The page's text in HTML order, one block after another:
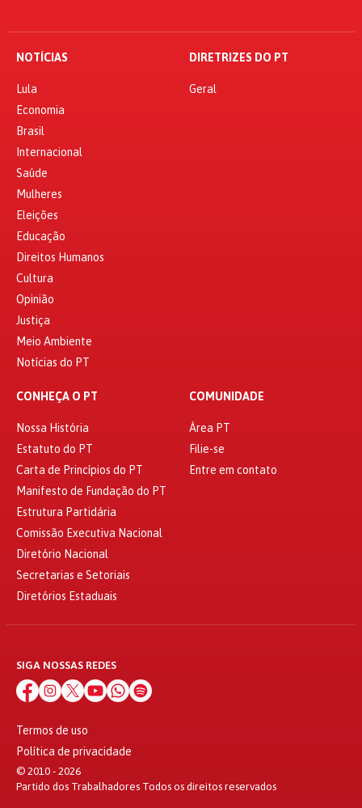
NOTÍCIAS
Lula
Economia
Brasil
Internacional
Saúde
Mulheres
Eleições
Educação
Direitos Humanos
Cultura
Opinião
Justiça
Meio Ambiente
Notícias do PT
DIRETRIZES DO PT
Geral
CONHEÇA O PT
Nossa História
Estatuto do PT
Carta de Princípios do PT
Manifesto de Fundação do PT
Estrutura Partidária
Comissão Executiva Nacional
Diretório Nacional
Secretarias e Setoriais
Diretórios Estaduais
COMUNIDADE
Área PT
Filie-se
Entre em contato
SIGA NOSSAS REDES
Termos de uso
Política de privacidade
© 2010 - 2026
Partido dos Trabalhadores Todos os direitos reservados